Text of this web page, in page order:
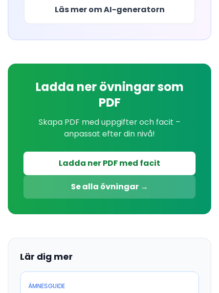
Läs mer om AI-generatorn
Ladda ner övningar som
PDF
Skapa PDF med uppgifter och facit –
anpassat efter din nivå!
Ladda ner PDF med facit
Se alla övningar →
Lär dig mer
ÄMNESGUIDE